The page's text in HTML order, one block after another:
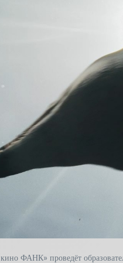
ФАНК» проведёт